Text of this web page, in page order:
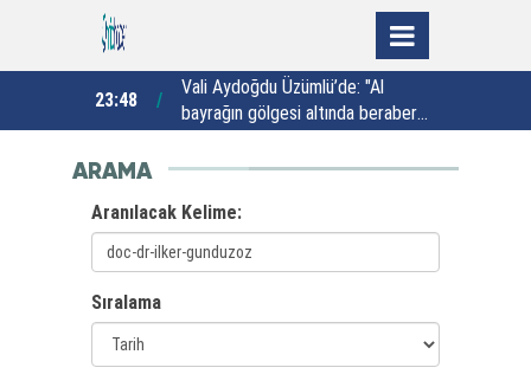
23:48
Vali Aydoğdu Üzümlü’de: "Al
bayrağın gölgesi altında beraber
ARAMA
Aranılacak Kelime:
Sıralama